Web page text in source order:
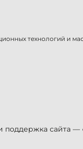
технологий и
поддержка сайта —